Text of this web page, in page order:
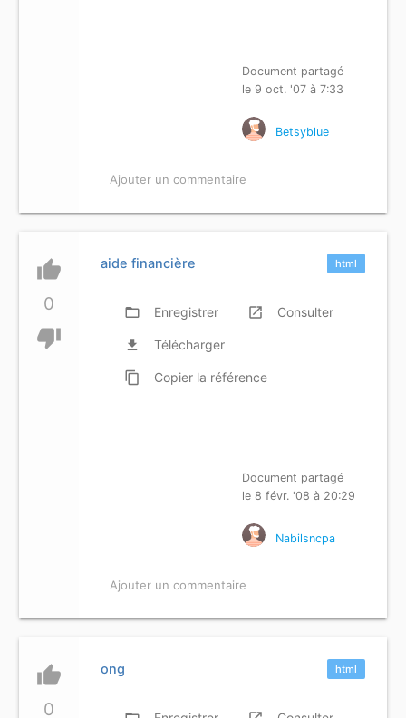
Document partagé
le 9 oct. '07 à 7:33
Betsyblue
Ajouter un commentaire
thumb_up
0
thumb_down
html
aide financière
folder_open Enregistrer launch Consulter
file_download Télécharger
content_copy Copier la référence
Document partagé
le 8 févr. '08 à 20:29
Nabilsncpa
Ajouter un commentaire
thumb_up
0
html
ong